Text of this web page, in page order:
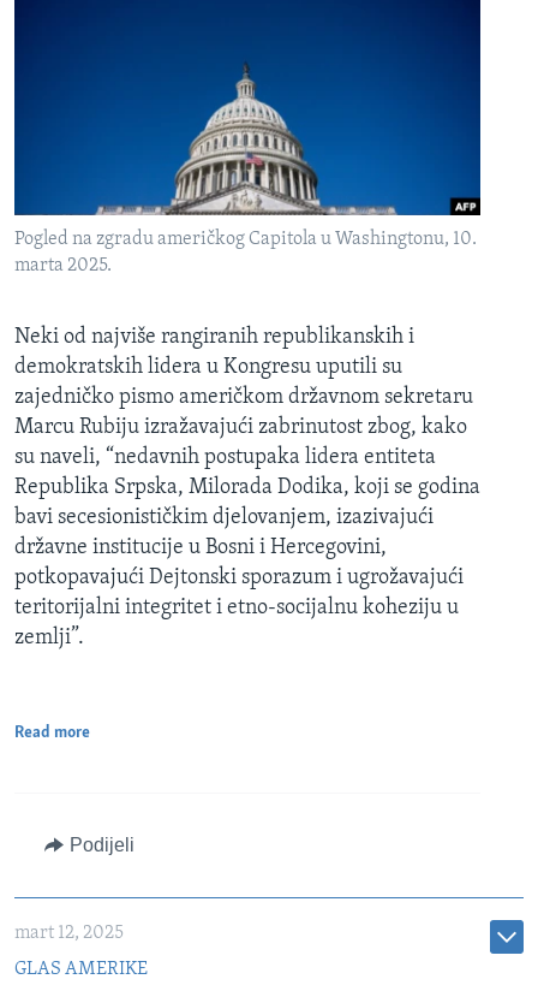
Pogled na zgradu američkog Capitola u Washingtonu, 10.
marta 2025.
Neki od najviše rangiranih republikanskih i
demokratskih lidera u Kongresu uputili su
zajedničko pismo američkom državnom sekretaru
Marcu Rubiju izražavajući zabrinutost zbog, kako
su naveli, “nedavnih postupaka lidera entiteta
Republika Srpska, Milorada Dodika, koji se godina
bavi secesionističkim djelovanjem, izazivajući
državne institucije u Bosni i Hercegovini,
potkopavajući Dejtonski sporazum i ugrožavajući
teritorijalni integritet i etno-socijalnu koheziju u
zemlji”.
Read more
Podijeli
mart 12, 2025
GLAS AMERIKE